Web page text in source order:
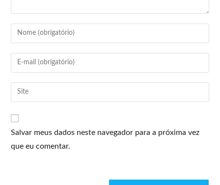
Salvar meus dados neste navegador para a próxima vez
que eu comentar.